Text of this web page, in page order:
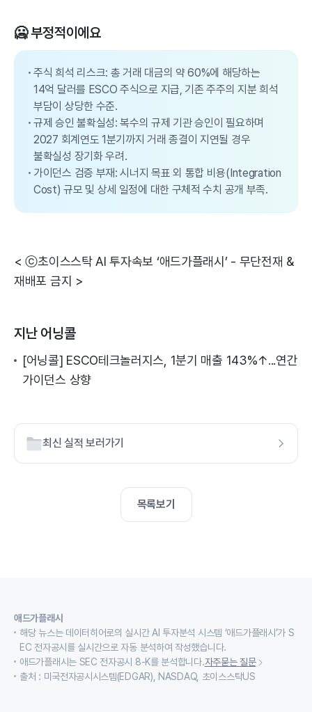
🥶 부정적이에요
주식 희석 리스크: 총 거래 대금의 약 60%에 해당하는
14억 달러를 ESCO 주식으로 지급, 기존 주주의 지분 희석
부담이 상당한 수준.
규제 승인 불확실성: 복수의 규제 기관 승인이 필요하며
2027 회계연도 1분기까지 거래 종결이 지연될 경우
불확실성 장기화 우려.
가이던스 검증 부재: 시너지 목표 외 통합 비용(Integration
Cost) 규모 및 상세 일정에 대한 구체적 수치 공개 부족.
< ⓒ초이스스탁 AI 투자속보 ‘애드가플래시’ - 무단전재 &
재배포 금지 >
지난 어닝콜
[어닝콜] ESCO테크놀러지스, 1분기 매출 143%↑...연간
가이던스 상향
최신 실적 보러가기
목록보기
애드가플래시
해당 뉴스는 데이터히어로의 실시간 AI 투자분석 시스템 ‘애드가플래시’가 S
EC 전자공시를 실시간으로 자동 분석하여 작성했습니다.
애드가플래시는 SEC 전자공시 8-K를 분석합니다.자주묻는 질문
출처 : 미국전자공시시스템(EDGAR), NASDAQ, 초이스스탁US